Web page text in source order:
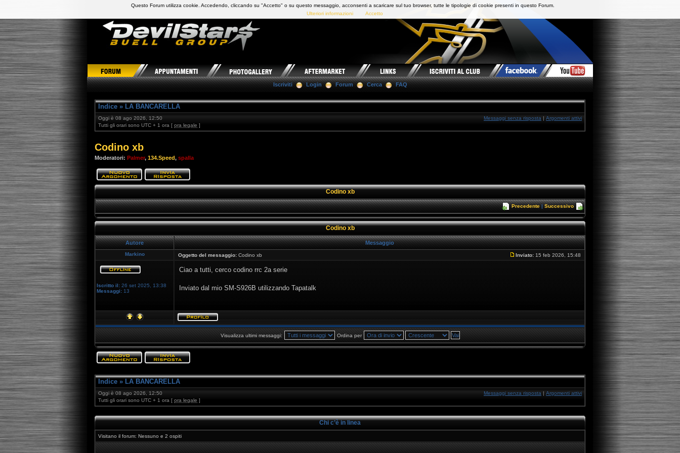
DevilStars Club Buell Italia
Iscriviti Login Forum Cerca FAQ
Indice » LA BANCARELLA
Oggi è 08 ago 2026, 12:50
Tutti gli orari sono UTC + 1 ora [ ora legale ]
Messaggi senza risposta | Argomenti attivi
Codino xb
Moderatori: Palmer, 134.Speed, spalla
Codino xb
Precedente| Successivo
Codino xb
Autore Messaggio
Markino Oggetto del messaggio: Codino xb Inviato: 15 feb 2026, 15:48
Iscritto il: 26 set 2025, 13:38
Messaggi: 13
Ciao a tutti, cerco codino rrc 2a serie
Inviato dal mio SM-S926B utilizzando Tapatalk
Visualizza ultimi messaggi: Ordina per
Indice » LA BANCARELLA
Oggi è 08 ago 2026, 12:50
Tutti gli orari sono UTC + 1 ora [ ora legale ]
Messaggi senza risposta | Argomenti attivi
Chi c’è in linea
Visitano il forum: Nessuno e 2 ospiti
Questo Forum utilizza cookie. Accedendo, cliccando su "Accetto" o su questo messaggio, acconsenti a scaricare sul tuo browser, tutte le tipologie di cookie presenti in questo Forum.
Ulteriori informazioni
Accetto